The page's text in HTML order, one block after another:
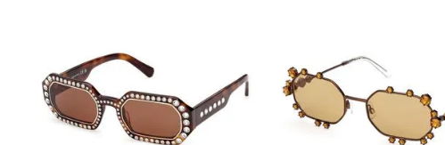
REDONDOS AVIADOR CLÁSSICO